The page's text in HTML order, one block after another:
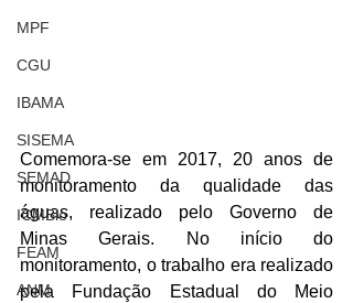
MPF
CGU
IBAMA
SISEMA
SEMAD
ICMBio
FEAM
ANM
Comemora-se em 2017, 20 anos de
monitoramento da qualidade das
águas, realizado pelo Governo de
Minas Gerais. No início do
monitoramento, o trabalho era realizado
pela Fundação Estadual do Meio